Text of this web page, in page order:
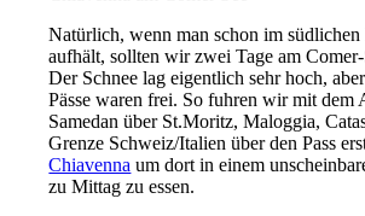
Natürlich, wenn man schon im südlichen
aufhält, sollten wir zwei Tage am
Der Schnee lag eigentlich sehr hoch,
Pässe waren frei. So fuhren wir mit dem
Samedan über St.Moritz, Maloggia,
Grenze Schweiz/Italien über den Pass
Chiavenna um dort in einem
zu Mittag zu essen.